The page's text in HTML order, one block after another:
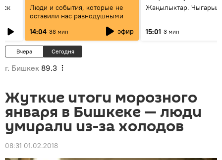
Люди и события, которые не
оставили нас равнодушными
14:04 38 мин эфир
Жаңылыктар.
15:01 3 мин
Вчера Сегодня
г. Бишкек 89.3
Жуткие итоги морозного
января в Бишкеке — люди
умирали из-за холодов
08:31 01.02.2018